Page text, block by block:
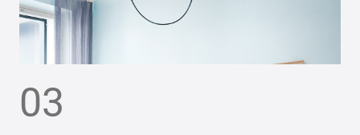
03